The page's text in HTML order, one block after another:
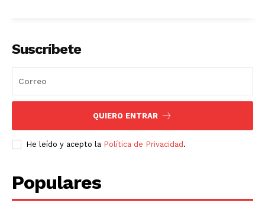
Suscríbete
QUIERO ENTRAR
He leído y acepto la Política de Privacidad .
Populares